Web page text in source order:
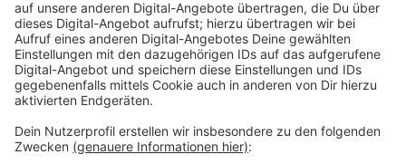
Bundesstraße bis Ahrhütte. Die Kosten liegen bei
geschätzt 1,5 Millionen Euro.
Veröffentlicht:Dienstag, 14.04.2020 08:59